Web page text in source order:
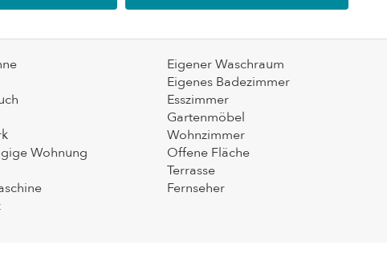
Wohnung
Eigener Waschraum
Eigenes Badezimmer
Esszimmer
Gartenmöbel
Wohnzimmer
Offene Fläche
Terrasse
Fernseher